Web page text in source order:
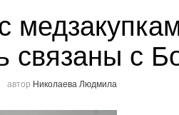
связаны с
автор Николаева Людмила